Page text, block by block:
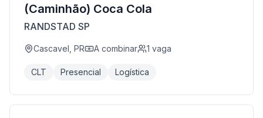
(Caminhão) Coca Cola
RANDSTAD SP
Cascavel, PR A combinar 1 vaga
CLT Presencial Logística